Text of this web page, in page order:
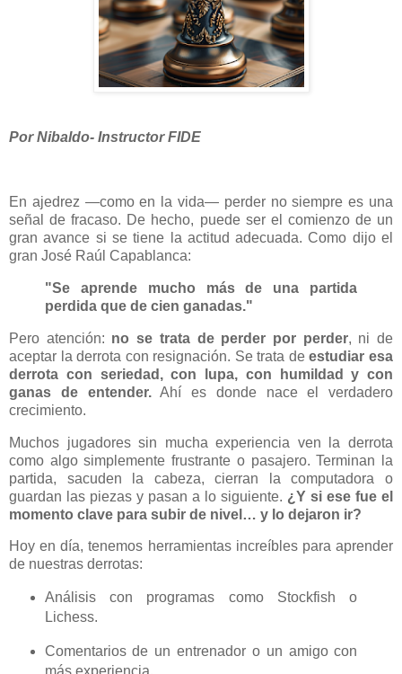
Por Nibaldo- Instructor FIDE
En ajedrez —como en la vida— perder no siempre es una
señal de fracaso. De hecho, puede ser el comienzo de un
gran avance si se tiene la actitud adecuada. Como dijo el
gran José Raúl Capablanca:
"Se aprende mucho más de una partida
perdida que de cien ganadas."
Pero atención: no se trata de perder por perder, ni de
aceptar la derrota con resignación. Se trata deestudiar esa
derrota con seriedad, con lupa, con humildad y con
ganas de entender.Ahí es donde nace el verdadero
crecimiento.
Muchos jugadores sin mucha experiencia ven la derrota
como algo simplemente frustrante o pasajero. Terminan la
partida, sacuden la cabeza, cierran la computadora o
guardan las piezas y pasan a lo siguiente. ¿Y si ese fue el
momento clave para subir de nivel… y lo dejaron ir?
Hoy en día, tenemos herramientas increíbles para aprender
de nuestras derrotas:
Análisis con programas como Stockfish o
Lichess.
Comentarios de un entrenador o un amigo con
más experiencia.